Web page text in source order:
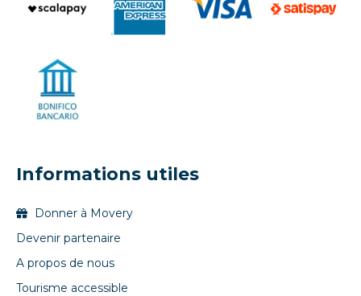
Informations utiles
Donner à Movery
Devenir partenaire
A propos de nous
Tourisme accessible